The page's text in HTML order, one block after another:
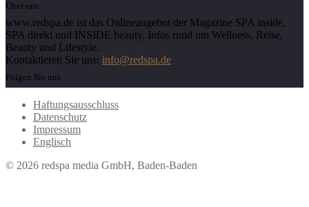
Über uns
www.redspa.de ist das Onlineangebot der Magazine SPA inside,
SPA direkt und INSIDE beauty. Infos rund um Wellness, Reise,
Beauty und Lifestyle.
Kontaktieren Sie uns: info@redspa.de
Folgen Sie uns
Haftungsausschluss
Datenschutz
Impressum
Englisch
© 2026 redspa media GmbH, Baden-Baden